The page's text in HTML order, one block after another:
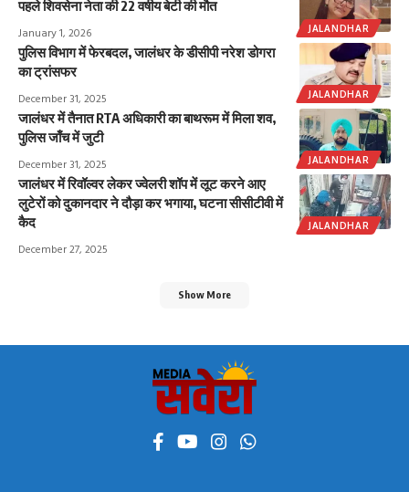
JALANDHAR
पहले शिवसेना नेता की 22 वर्षीय बेटी की मौत
January 1, 2026
JALANDHAR
पुलिस विभाग में फेरबदल, जालंधर के डीसीपी नरेश डोगरा
का ट्रांसफर
December 31, 2025
JALANDHAR
जालंधर में तैनात RTA अधिकारी का बाथरूम में मिला शव,
पुलिस जाँच में जुटी
December 31, 2025
JALANDHAR
जालंधर में रिवॉल्वर लेकर ज्वेलरी शॉप में लूट करने आए
लुटेरों को दुकानदार ने दौड़ा कर भगाया, घटना सीसीटीवी में
कैद
December 27, 2025
Show More